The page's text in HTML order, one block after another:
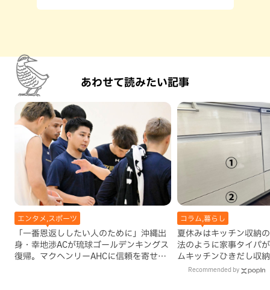
あわせて読みたい記事
エンタメ,スポーツ
「一番恩返ししたい人のために」沖縄出
身・幸地渉ACが琉球ゴールデンキングス
復帰。マクヘンリーAHCに信頼を寄せる
コラム,暮らし
夏休みはキッチン収納
法のように家事タイパ
ムキッチンひきだし収
Recommended by